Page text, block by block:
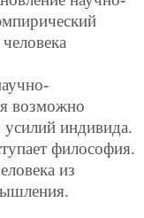
возможно
усилий индивида.
философия.
из